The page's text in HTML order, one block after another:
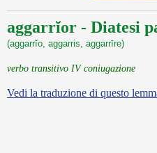
aggarrĭor - Diatesi
(aggarrĭo, aggarris, aggarrīre)
verbo transitivo IV coniugazione
Vedi la traduzione di questo